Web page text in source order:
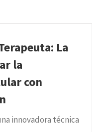
La
la
con
innovadora técnica